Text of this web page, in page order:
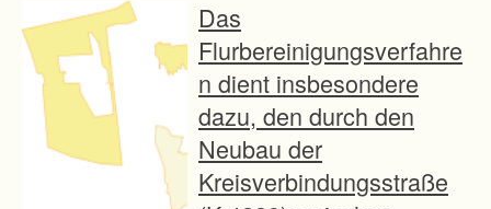
Das
Flurbereinigungsverfahre
n dient insbesondere
dazu, den durch den
Neubau der
Kreisverbindungsstraße